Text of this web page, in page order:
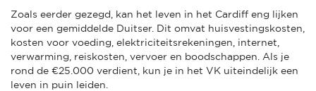
Zoals eerder gezegd, kan het leven in het Cardiff eng lijken
voor een gemiddelde Duitser. Dit omvat huisvestingskosten,
kosten voor voeding, elektriciteitsrekeningen, internet,
verwarming, reiskosten, vervoer en boodschappen. Als je
rond de €25.000 verdient, kun je in het VK uiteindelijk een
leven in puin leiden.